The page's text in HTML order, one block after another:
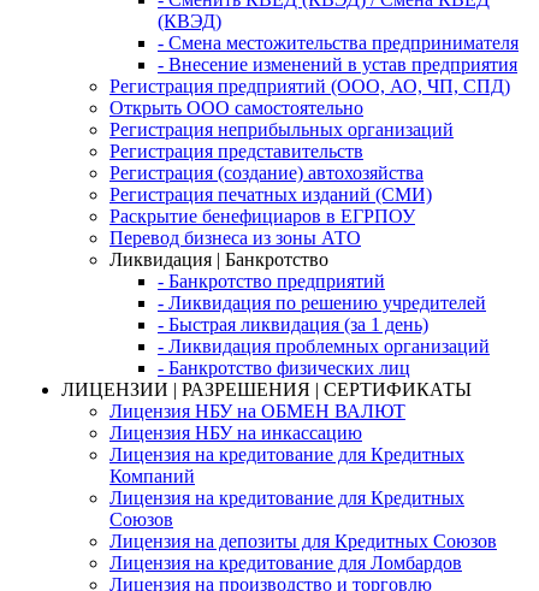
(КВЭД)
- Смена местожительства предпринимателя
- Внесение изменений в устав предприятия
Регистрация предприятий (ООО, АО, ЧП, СПД)
Открыть ООО самостоятельно
Регистрация неприбыльных организаций
Регистрация представительств
Регистрация (создание) автохозяйства
Регистрация печатных изданий (СМИ)
Раскрытие бенефициаров в ЕГРПОУ
Перевод бизнеса из зоны АТО
Ликвидация | Банкротство
- Банкротство предприятий
- Ликвидация по решению учредителей
- Быстрая ликвидация (за 1 день)
- Ликвидация проблемных организаций
- Банкротство физических лиц
ЛИЦЕНЗИИ | РАЗРЕШЕНИЯ | СЕРТИФИКАТЫ
Лицензия НБУ на ОБМЕН ВАЛЮТ
Лицензия НБУ на инкассацию
Лицензия на кредитование для Кредитных
Компаний
Лицензия на кредитование для Кредитных
Союзов
Лицензия на депозиты для Кредитных Союзов
Лицензия на кредитование для Ломбардов
Лицензия на производство и торговлю